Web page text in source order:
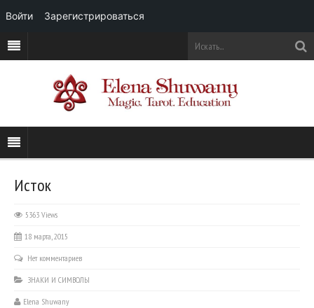
Исток
5363 Views
18 марта, 2015
Нет комментариев
ЗНАКИ И СИМВОЛЫ
Elena Shuwany
Войти Зарегистрироваться